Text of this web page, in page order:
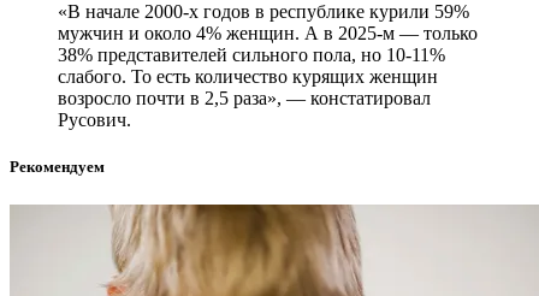
«В начале 2000-х годов в республике курили 59%
мужчин и около 4% женщин. А в 2025-м — только
38% представителей сильного пола, но 10-11%
слабого. То есть количество курящих женщин
возросло почти в 2,5 раза», — констатировал
Русович.
Рекомендуем